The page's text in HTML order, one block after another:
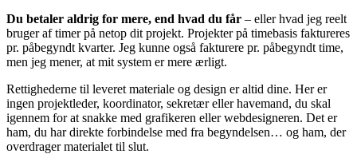
Du betaler aldrig for mere, end hvad du får – eller hvad jeg reelt
bruger af timer på netop dit projekt. Projekter på timebasis faktureres
pr. påbegyndt kvarter. Jeg kunne også fakturere pr. påbegyndt time,
men jeg mener, at mit system er mere ærligt.
Rettighederne til leveret materiale og design er altid dine. Her er
ingen projektleder, koordinator, sekretær eller havemand, du skal
igennem for at snakke med grafikeren eller webdesigneren. Det er
ham, du har direkte forbindelse med fra begyndelsen… og ham, der
overdrager materialet til slut.